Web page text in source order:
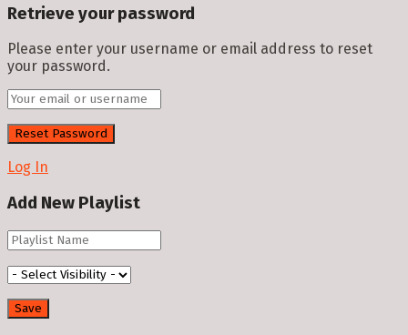
Retrieve your password
Please enter your username or email address to reset
your password.
Log In
Add New Playlist